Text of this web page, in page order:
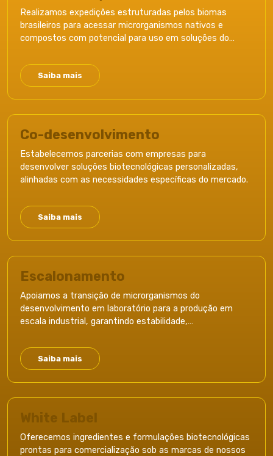
Realizamos expedições estruturadas pelos biomas
brasileiros para acessar microrganismos nativos e
compostos com potencial para uso em soluções do
Saiba mais
Co-desenvolvimento
Estabelecemos parcerias com empresas para
desenvolver soluções biotecnológicas personalizadas,
alinhadas com as necessidades específicas do mercado.
Saiba mais
Escalonamento
Apoiamos a transição de microrganismos do
desenvolvimento em laboratório para a produção em
escala industrial, garantindo estabilidade,
Saiba mais
White Label​
Oferecemos ingredientes e formulações biotecnológicas
prontas para comercialização sob as marcas de nossos